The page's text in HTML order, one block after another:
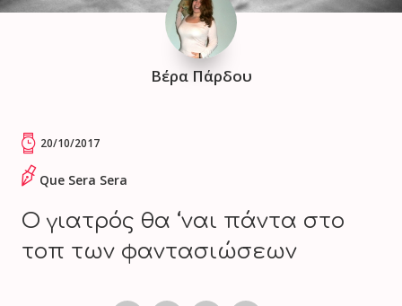
Βέρα Πάρδου
20/10/2017
Que Sera Sera
Ο γιατρός θα ‘ναι πάντα στο
τοπ των φαντασιώσεων